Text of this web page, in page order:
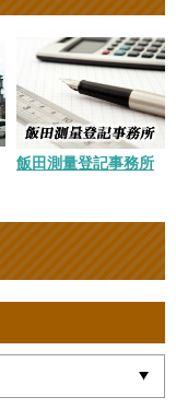
飯田測量登記事務所